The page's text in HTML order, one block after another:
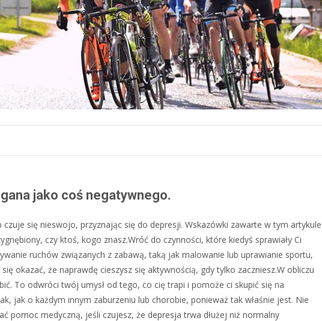
jako coś negatywnego.
się nieswojo, przyznając się do depresji. Wskazówki zawarte w tym artykule
czy ktoś, kogo znasz.Wróć do czynności, które kiedyś sprawiały Ci
ruchów związanych z zabawą, taką jak malowanie lub uprawianie sportu,
okazać, że naprawdę cieszysz się aktywnością, gdy tylko zaczniesz.W obliczu
To odwróci twój umysł od tego, co cię trapi i pomoże ci skupić się na
jak o każdym innym zaburzeniu lub chorobie, ponieważ tak właśnie jest. Nie
pomoc medyczną, jeśli czujesz, że depresja trwa dłużej niż normalny